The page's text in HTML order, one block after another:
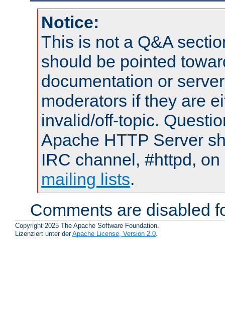
Notice:
This is not a Q&A
should be pointed
documentation or
moderators if they are
invalid/off-topic.
Apache HTTP Server
IRC channel, #httpd,
mailing lists.
Comments are disabled
Copyright 2025 The Apache Software Foundation.
Lizenziert unter derApache License, Version 2.0